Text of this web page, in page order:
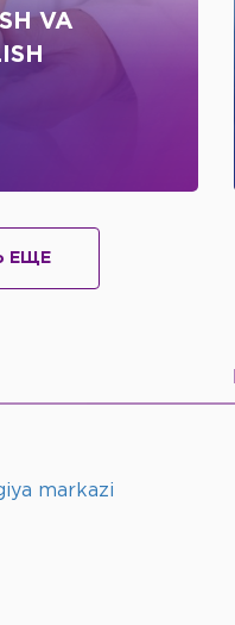
VA
ЕЩЕ
markazi